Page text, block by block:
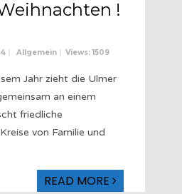
!
Allgemein Views: 1509
Jahr zieht die Ulmer
an einem
friedliche
von Familie und
READ MORE